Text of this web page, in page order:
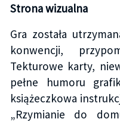
Strona wizualna
Gra została
konwencji,
Tekturowe karty,
pełne humoru
książeczkowa
„Rzymianie do